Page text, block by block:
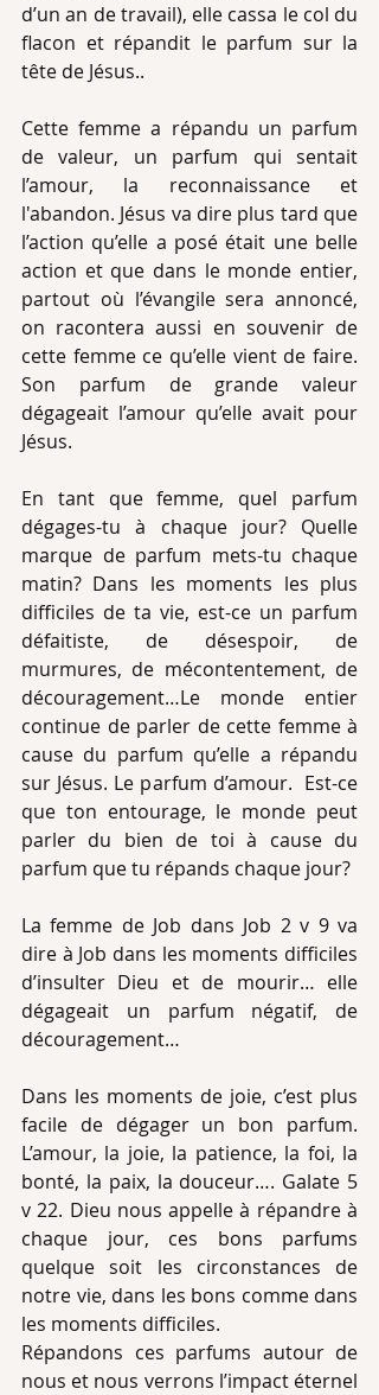
d’un an de travail), elle cassa le col du
flacon et répandit le parfum sur la
tête de Jésus..
Cette femme a répandu un parfum
de valeur, un parfum qui sentait
l’amour, la reconnaissance et
l'abandon. Jésus va dire plus tard que
l’action qu’elle a posé était une belle
action et que dans le monde entier,
partout où l’évangile sera annoncé,
on racontera aussi en souvenir de
cette femme ce qu’elle vient de faire.
Son parfum de grande valeur
dégageait l’amour qu’elle avait pour
Jésus.
En tant que femme, quel parfum
dégages-tu à chaque jour? Quelle
marque de parfum mets-tu chaque
matin? Dans les moments les plus
difficiles de ta vie, est-ce un parfum
défaitiste, de désespoir, de
murmures, de mécontentement, de
découragement…Le monde entier
continue de parler de cette femme à
cause du parfum qu’elle a répandu
sur Jésus. Le parfum d’amour.  Est-ce
que ton entourage, le monde peut
parler du bien de toi à cause du
parfum que tu répands chaque jour?
La femme de Job dans Job 2 v 9 va
dire à Job dans les moments difficiles
d’insulter Dieu et de mourir… elle
dégageait un parfum négatif, de
découragement…
Dans les moments de joie, c’est plus
facile de dégager un bon parfum.
L’amour, la joie, la patience, la foi, la
bonté, la paix, la douceur…. Galate 5
v 22. Dieu nous appelle à répandre à
chaque jour, ces bons parfums
quelque soit les circonstances de
notre vie, dans les bons comme dans
les moments difficiles.
Répandons ces parfums autour de
nous et nous verrons l’impact éternel